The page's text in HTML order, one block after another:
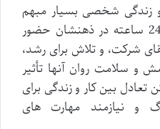
و زندگی شخصی بسیار مبهم
است. کسب وکار آنها اغلب 24 ساعته در ذهنشان حضور
شرکت، و تلاش برای رشد،
و سلامت روان آنها تأثیر
تعادل بین کار و زندگی برای
و نیازمند مهارت های